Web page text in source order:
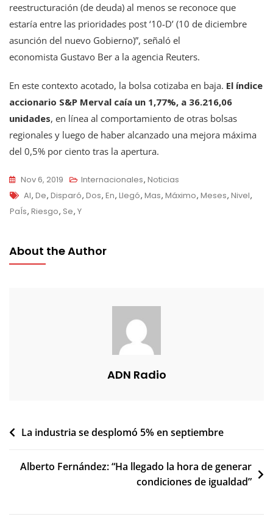
reestructuración (de deuda) al menos se reconoce que
estaría entre las prioridades post ‘10-D’ (10 de diciembre
asunción del nuevo Gobierno)”, señaló el
economista Gustavo Ber a la agencia Reuters.
En este contexto acotado, la bolsa cotizaba en baja. El índice
accionario S&P Merval caía un 1,77%, a 36.216,06
unidades, en línea al comportamiento de otras bolsas
regionales y luego de haber alcanzado una mejora máxima
del 0,5% por ciento tras la apertura.
Nov 6, 2019 Internacionales, Noticias
Tags
Al, De, Disparó, Dos, En, Llegó, Mas, Máximo, Meses, Nivel,
PaÍs, Riesgo, Se, Y
About the Author
ADN Radio
Navegación
entradas
La industria se desplomó 5% en septiembre
Alberto Fernández: “Ha llegado la hora de generar
condiciones de igualdad”